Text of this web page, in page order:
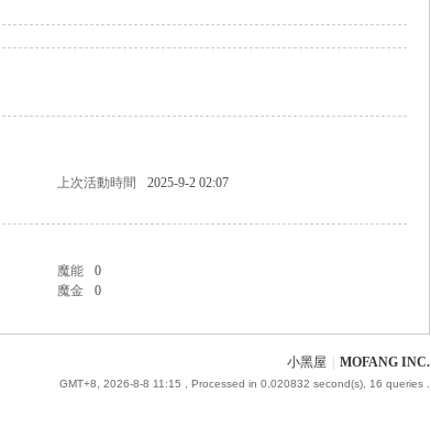
上次活動時間
2025-9-2 02:07
魔能
0
魔金 0
小黑屋 MOFANG INC.
GMT+8, 2026-8-8 11:15 , Processed in 0.020832 second(s), 16 queries .